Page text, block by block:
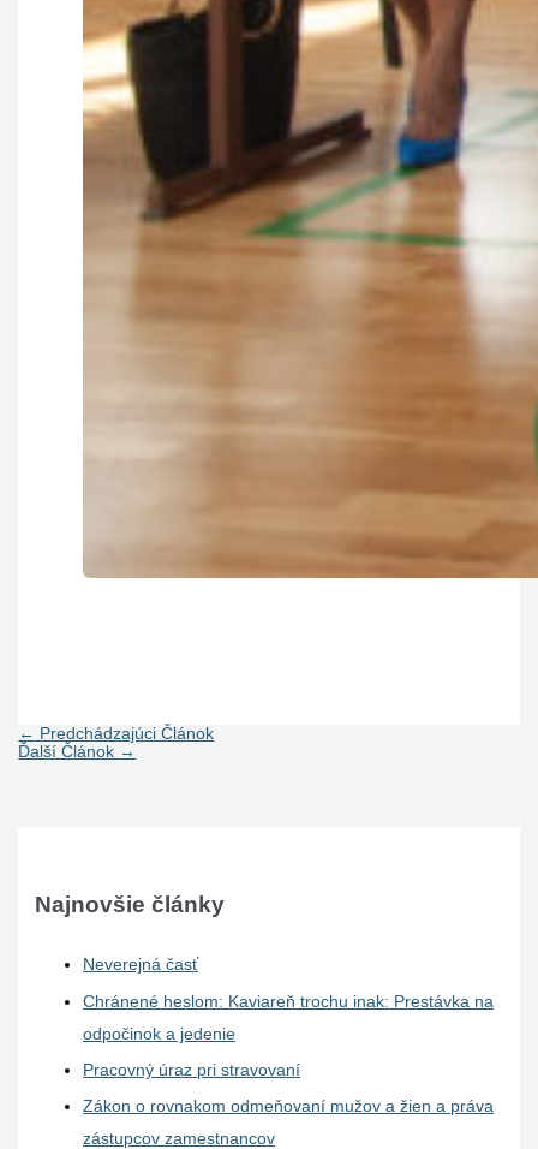
← Predchádzajúci Článok
Ďalší Článok →
Najnovšie články
Neverejná časť
Chránené heslom: Kaviareň trochu inak: Prestávka na
odpočinok a jedenie
Pracovný úraz pri stravovaní
Zákon o rovnakom odmeňovaní mužov a žien a práva
zástupcov zamestnancov